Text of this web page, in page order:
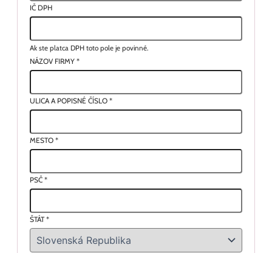
IČ DPH
Ak ste platca DPH toto pole je povinné.
NÁZOV FIRMY *
ULICA A POPISNÉ ČÍSLO *
MESTO *
PSČ *
ŠTÁT*